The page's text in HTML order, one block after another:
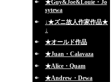
★Guy&Joe&Louie・Jo
sytewa
↓★ズニ故人作家作品★
↓
★オールド作品
★Juan・Calavaza
★Alice・Quam
★Andrew・Dewa